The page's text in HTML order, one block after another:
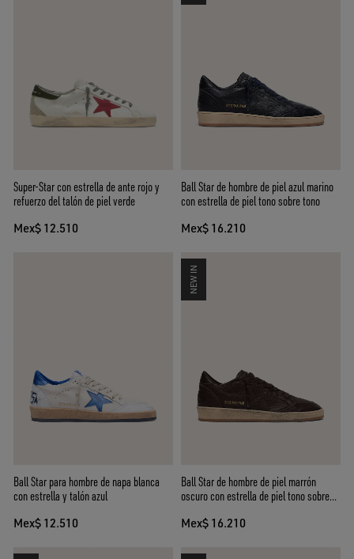
Super-Star con estrella de ante rojo y
refuerzo del talón de piel verde
Mex$ 12.510
Ball Star de hombre de piel azul marino
con estrella de piel tono sobre tono
Mex$ 16.210
Ball Star para hombre de napa blanca
con estrella y talón azul
Mex$ 12.510
NEW IN
Ball Star de hombre de piel marrón
oscuro con estrella de piel tono sobre
Mex$ 16.210